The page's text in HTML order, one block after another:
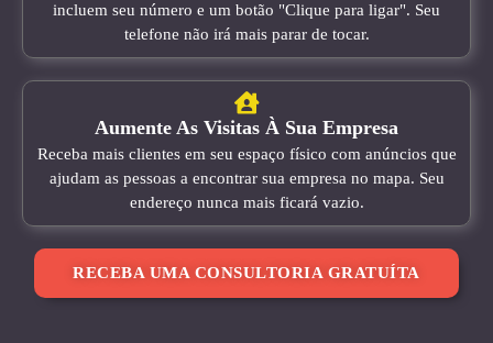
incluem seu número e um botão "Clique para ligar". Seu
telefone não irá mais parar de tocar.
Aumente As Visitas À Sua Empresa
Receba mais clientes em seu espaço físico com anúncios que
ajudam as pessoas a encontrar sua empresa no mapa. Seu
endereço nunca mais ficará vazio.
RECEBA UMA CONSULTORIA GRATUÍTA